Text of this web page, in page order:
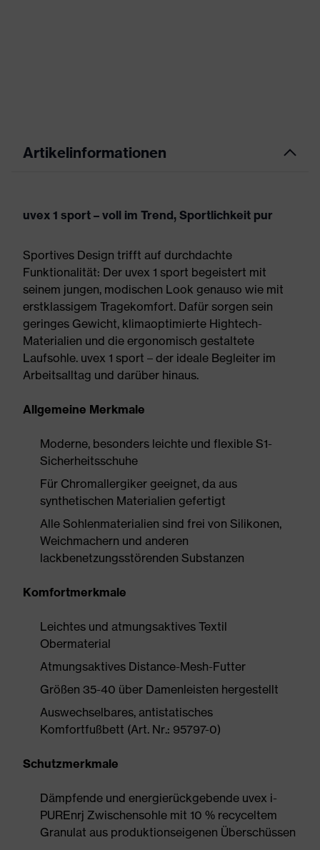
Artikelinformationen
uvex 1 sport – voll im Trend, Sportlichkeit pur
Sportives Design trifft auf durchdachte
Funktionalität: Der uvex 1 sport begeistert mit
seinem jungen, modischen Look genauso wie mit
erstklassigem Tragekomfort. Dafür sorgen sein
geringes Gewicht, klimaoptimierte Hightech-
Materialien und die ergonomisch gestaltete
Laufsohle. uvex 1 sport – der ideale Begleiter im
Arbeitsalltag und darüber hinaus.
Allgemeine Merkmale
Moderne, besonders leichte und flexible S1-
Sicherheitsschuhe
Für Chromallergiker geeignet, da aus
synthetischen Materialien gefertigt
Alle Sohlenmaterialien sind frei von Silikonen,
Weichmachern und anderen
lackbenetzungsstörenden Substanzen
Komfortmerkmale
Leichtes und atmungsaktives Textil
Obermaterial
Atmungsaktives Distance-Mesh-Futter
Größen 35-40 über Damenleisten hergestellt
Auswechselbares, antistatisches
Komfortfußbett (Art. Nr.: 95797-0)
Schutzmerkmale
Dämpfende und energierückgebende uvex i-
PUREnrj Zwischensohle mit 10 % recyceltem
Granulat aus produktionseigenen Überschüssen